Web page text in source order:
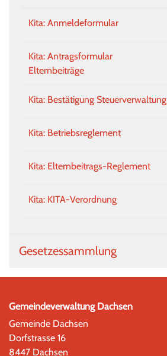
Kita: Anmeldeformular
Kita: Antragsformular
Elternbeiträge
Kita: Bestätigung Steuerverwaltung
Kita: Betriebsreglement
Kita: Elternbeitrags-Reglement
Kita: KITA-Verordnung
Gesetzessammlung
Gemeindeverwaltung Dachsen
Gemeinde Dachsen
Dorfstrasse 16
8447 Dachsen